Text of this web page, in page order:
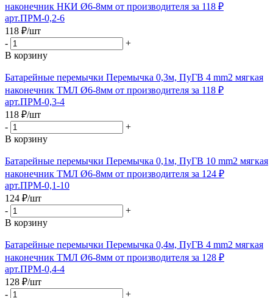
наконечник НКИ Ø6-8мм от производителя за 118 ₽
арт.ПРМ-0,2-6
118 ₽/шт
-
+
В корзину
Батарейные перемычки Перемычка 0,3м, ПуГВ 4 mm2 мягкая
наконечник ТМЛ Ø6-8мм от производителя за 118 ₽
арт.ПРМ-0,3-4
118 ₽/шт
-
+
В корзину
Батарейные перемычки Перемычка 0,1м, ПуГВ 10 mm2 мягкая
наконечник ТМЛ Ø6-8мм от производителя за 124 ₽
арт.ПРМ-0,1-10
124 ₽/шт
-
+
В корзину
Батарейные перемычки Перемычка 0,4м, ПуГВ 4 mm2 мягкая
наконечник ТМЛ Ø6-8мм от производителя за 128 ₽
арт.ПРМ-0,4-4
128 ₽/шт
-
+